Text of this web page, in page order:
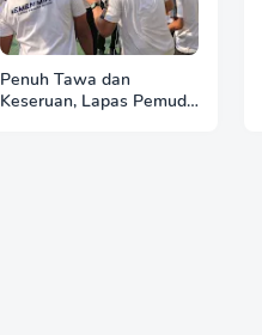
Penuh Tawa dan
Keseruan, Lapas Pemuda